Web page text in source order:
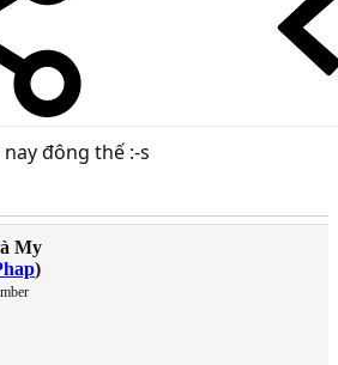
đông thế :-s
My
)